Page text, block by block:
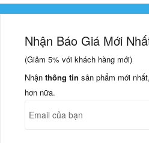
Nhận Báo Giá Mới
(Giảm 5% với khách hàng mới)
Nhận thông tin sản phẩm mới
hơn nữa.